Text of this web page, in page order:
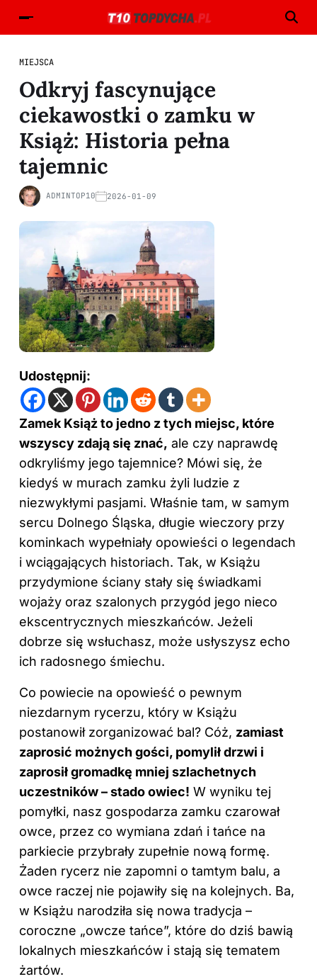
MIEJSCA
Odkryj fascynujące
ciekawostki o zamku w
Książ: Historia pełna
tajemnic
ADMINTOP10 2026-01-09
Udostępnij:
Zamek Książ to jedno z tych miejsc, które
wszyscy zdają się znać, ale czy naprawdę
odkryliśmy jego tajemnice? Mówi się, że
kiedyś w murach zamku żyli ludzie z
niezwykłymi pasjami. Właśnie tam, w samym
sercu Dolnego Śląska, długie wieczory przy
kominkach wypełniały opowieści o legendach
i wciągających historiach. Tak, w Książu
przydymione ściany stały się świadkami
wojaży oraz szalonych przygód jego nieco
ekscentrycznych mieszkańców. Jeżeli
dobrze się wsłuchasz, może usłyszysz echo
ich radosnego śmiechu.
Co powiecie na opowieść o pewnym
niezdarnym rycerzu, który w Książu
postanowił zorganizować bal? Cóż, zamiast
zaprosić możnych gości, pomylił drzwi i
zaprosił gromadkę mniej szlachetnych
uczestników – stado owiec! W wyniku tej
pomyłki, nasz gospodarza zamku czarował
owce, przez co wymiana zdań i tańce na
parkiecie przybrały zupełnie nową formę.
Żaden rycerz nie zapomni o tamtym balu, a
owce raczej nie pojawiły się na kolejnych. Ba,
w Książu narodziła się nowa tradycja –
coroczne „owcze tańce”, które do dziś bawią
lokalnych mieszkańców i stają się tematem
żartów.